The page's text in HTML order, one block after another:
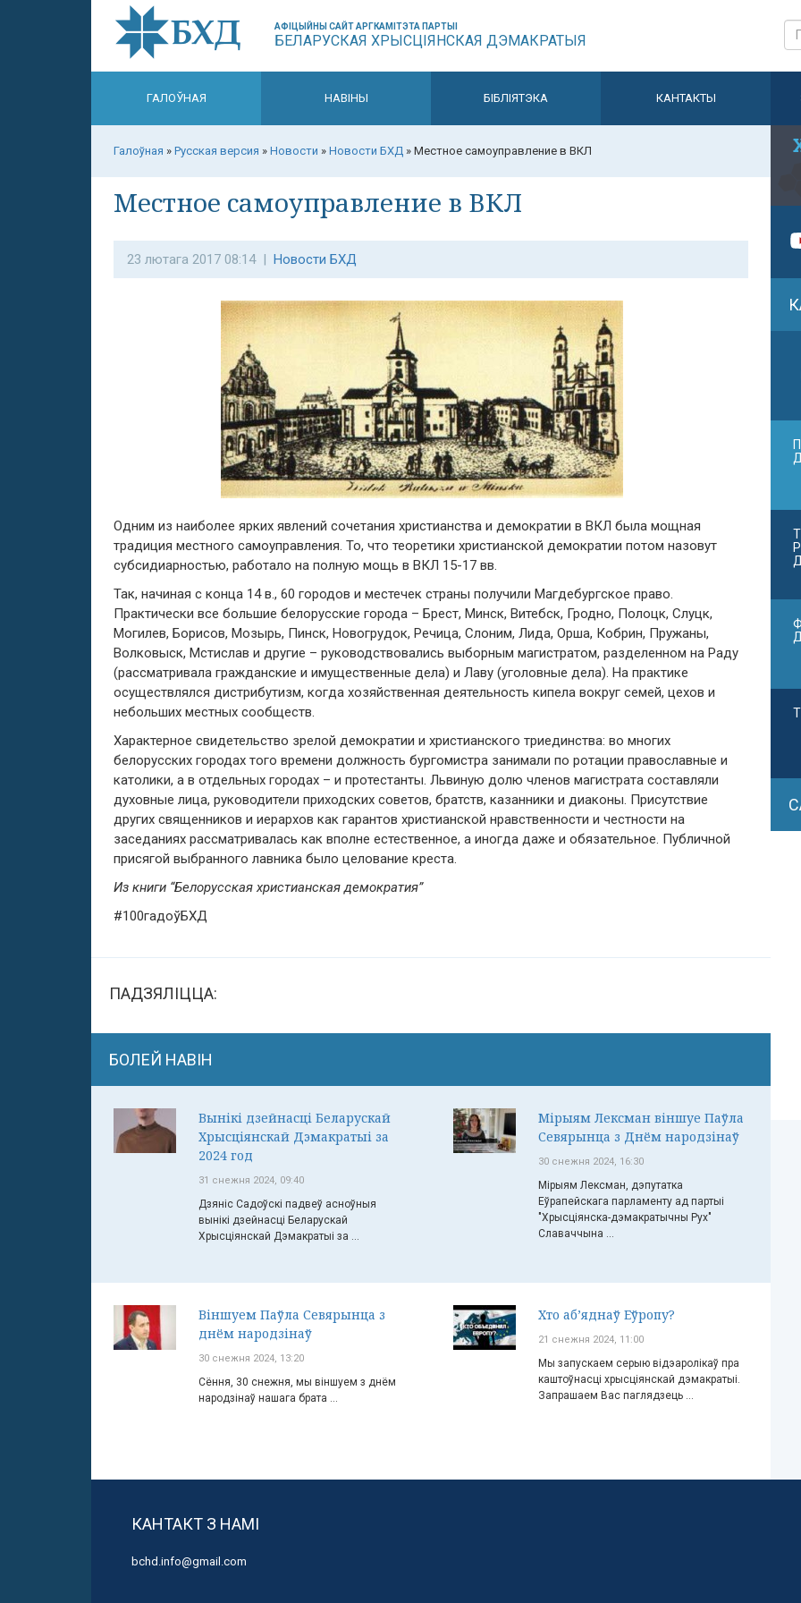
АФІЦЫЙНЫ САЙТ АРГКАМІТЭТА ПАРТЫІ
БЕЛАРУСКАЯ ХРЫСЦІЯНСКАЯ ДЭМАКРАТЫЯ
ГАЛОЎНАЯ НАВІНЫ БІБЛІЯТЭКА КАНТАКТЫ
Галоўная » Русская версия » Новости » Новости БХД » Местное самоуправление в ВКЛ
Местное самоуправление в ВКЛ
23 лютага 2017 08:14 | Новости БХД
Одним из наиболее ярких явлений сочетания христианства и демократии в ВКЛ была мощная
традиция местного самоуправления. То, что теоретики христианской демократии потом назовут
субсидиарностью, работало на полную мощь в ВКЛ 15-17 вв.
Так, начиная с конца 14 в., 60 городов и местечек страны получили Магдебургское право.
Практически все большие белорусские города – Брест, Минск, Витебск, Гродно, Полоцк, Слуцк,
Могилев, Борисов, Мозырь, Пинск, Новогрудок, Речица, Слоним, Лида, Орша, Кобрин, Пружаны,
Волковыск, Мстислав и другие – руководствовались выборным магистратом, разделенном на Раду
(рассматривала гражданские и имущественные дела) и Лаву (уголовные дела). На практике
осуществлялся дистрибутизм, когда хозяйственная деятельность кипела вокруг семей, цехов и
небольших местных сообществ.
Характерное свидетельство зрелой демократии и христианского триединства: во многих
белорусских городах того времени должность бургомистра занимали по ротации православные и
католики, а в отдельных городах – и протестанты. Львиную долю членов магистрата составляли
духовные лица, руководители приходских советов, братств, казанники и диаконы. Присутствие
других священников и иерархов как гарантов христианской нравственности и честности на
заседаниях рассматривалась как вполне естественное, а иногда даже и обязательное. Публичной
присягой выбранного лавника было целование креста.
Из книги “Белорусская христианская демократия”
#100гадоўБХД
ПАДЗЯЛІЦЦА:
БОЛЕЙ НАВІН
Вынікі дзейнасці Беларускай
Хрысціянскай Дэмакратыі за
2024 год
31 снежня 2024, 09:40
Дзяніс Садоўскі падвеў асноўныя
вынікі дзейнасці Беларускай
Хрысціянскай Дэмакратыі за ...
Мірыям Лексман віншуе Паўла
Севярынца з Днём народзінаў
30 снежня 2024, 16:30
Мірыям Лексман, дэпутатка
Еўрапейскага парламенту ад партыі
"Хрысціянска-дэмакратычны Рух"
Славаччына ...
Віншуем Паўла Севярынца з
днём народзінаў
30 снежня 2024, 13:20
Сёння, 30 снежня, мы віншуем з днём
народзінаў нашага брата ...
Хто аб’яднаў Еўропу?
21 снежня 2024, 11:00
Мы запускаем серыю відэаролікаў пра
каштоўнасці хрысціянскай дэмакратыі.
Запрашаем Вас паглядзець ...
КАНТАКТ З НАМІ
bchd.info@gmail.com